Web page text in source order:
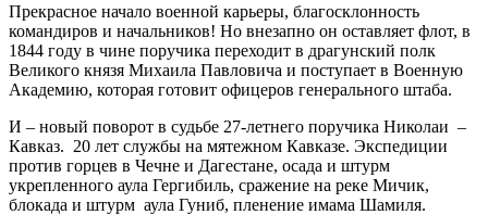
Прекрасное начало военной карьеры, благосклонность
командиров и начальников! Но внезапно он оставляет флот, в
1844 году в чине поручика переходит в драгунский полк
Великого князя Михаила Павловича и поступает в Военную
Академию, которая готовит офицеров генерального штаба.
И – новый поворот в судьбе 27-летнего поручика Николаи –
Кавказ. 20 лет службы на мятежном Кавказе. Экспедиции
против горцев в Чечне и Дагестане, осада и штурм
укрепленного аула Гергибиль, сражение на реке Мичик,
блокада и штурм аула Гуниб, пленение имама Шамиля.